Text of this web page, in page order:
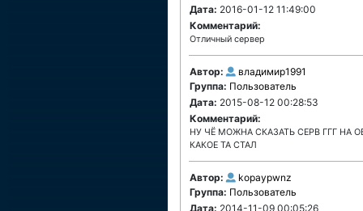
Дата: 2016-01-12 11:49:00
Комментарий:
Отличный сервер
Автор:
владимир1991
Группа: Пользователь
Дата: 2015-08-12 00:28:53
Комментарий:
НУ ЧЁ МОЖНА СКАЗАТЬ СЕРВ ГГГ НА
КАКОЕ ТА СТАЛ
Автор:
kopaypwnz
Группа: Пользователь
Дата: 2014-11-09 00:05:26